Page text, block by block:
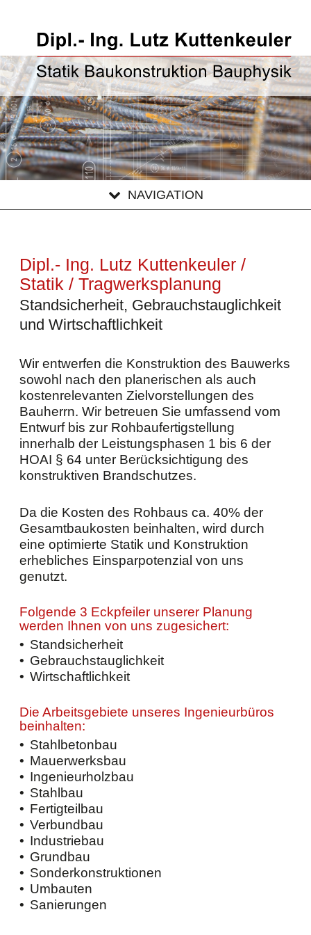
NAVIGATION
Dipl.- Ing. Lutz Kuttenkeuler /
Statik / Tragwerksplanung
Standsicherheit, Gebrauchstauglichkeit
und Wirtschaftlichkeit
Wir entwerfen die Konstruktion des Bauwerks
sowohl nach den planerischen als auch
kostenrelevanten Zielvorstellungen des
Bauherrn. Wir betreuen Sie umfassend vom
Entwurf bis zur Rohbaufertigstellung
innerhalb der Leistungsphasen 1 bis 6 der
HOAI § 64 unter Berücksichtigung des
konstruktiven Brandschutzes.
Da die Kosten des Rohbaus ca. 40% der
Gesamtbaukosten beinhalten, wird durch
eine optimierte Statik und Konstruktion
erhebliches Einsparpotenzial von uns
genutzt.
Folgende 3 Eckpfeiler unserer Planung
werden Ihnen von uns zugesichert:
Standsicherheit
Gebrauchstauglichkeit
Wirtschaftlichkeit
Die Arbeitsgebiete unseres Ingenieurbüros
beinhalten:
Stahlbetonbau
Mauerwerksbau
Ingenieurholzbau
Stahlbau
Fertigteilbau
Verbundbau
Industriebau
Grundbau
Sonderkonstruktionen
Umbauten
Sanierungen